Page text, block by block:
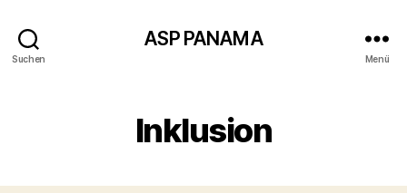
Suchen
ASP PANAMA
Menü
Inklusion